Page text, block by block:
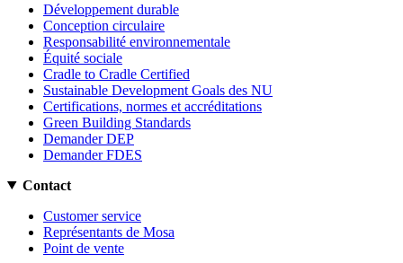
Développement durable
Conception circulaire
Responsabilité environnementale
Équité sociale
Cradle to Cradle Certified
Sustainable Development Goals des NU
Certifications, normes et accréditations
Green Building Standards
Demander DEP
Demander FDES
Contact
Customer service
Représentants de Mosa
Point de vente